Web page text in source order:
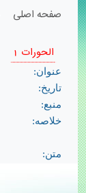
صفحه اصلی
الحورات 1
عنوان:
تاریخ:
منبع:
خلاصه:
متن: